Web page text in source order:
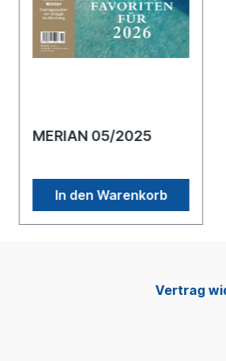
MERIAN 05/2025
In den Warenkorb
Vertrag